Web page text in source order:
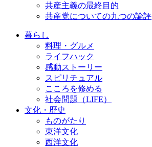
共産主義の最終目的
共産党についての九つの論評
暮らし
料理・グルメ
ライフハック
感動ストーリー
スピリチュアル
こころを修める
社会問題（LIFE）
文化・歴史
ものがたり
東洋文化
西洋文化